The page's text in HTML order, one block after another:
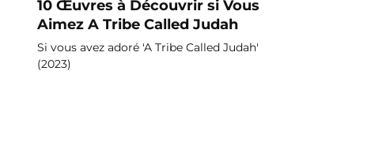
10 Œuvres à Découvrir si Vous
Aimez A Tribe Called Judah
Si vous avez adoré 'A Tribe Called Judah'
(2023)